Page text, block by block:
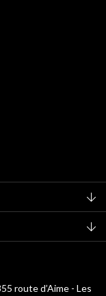
route d’Aime - Les